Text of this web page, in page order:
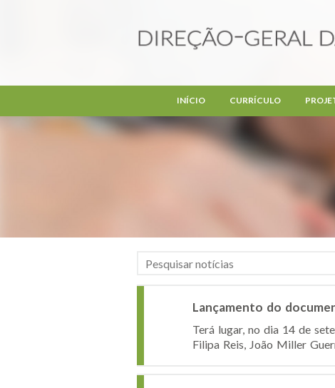
INÍCIO CURRÍCULO
Lançamento do
Terá lugar, no dia 14 de
Filipa Reis, João Miller